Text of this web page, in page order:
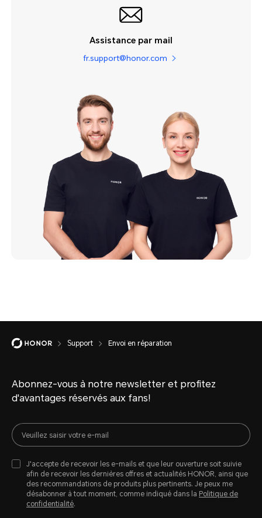
Assistance par mail
fr.support@honor.com
Support Envoi en réparation
Abonnez-vous à notre newsletter et profitez
d'avantages réservés aux fans!
J'accepte de recevoir les e-mails et que leur ouverture soit suivie
afin de recevoir les dernières offres et actualités HONOR, ainsi que
des recommandations de produits plus pertinents. Je peux me
désabonner à tout moment, comme indiqué dans la Politique de
confidentialité.